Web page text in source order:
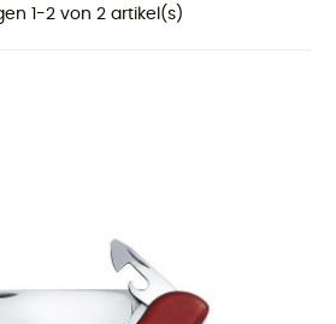
1-2 von 2 artikel(s)